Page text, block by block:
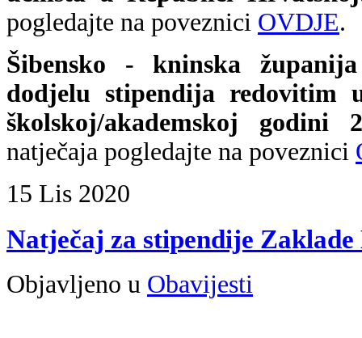
pogledajte na poveznici OVDJE.
Šibensko - kninska županija
dodjelu stipendija redovitim
školskoj/akademskoj godini
natječaja pogledajte na poveznici
15 Lis 2020
Natječaj za stipendije
Objavljeno u Obavijesti